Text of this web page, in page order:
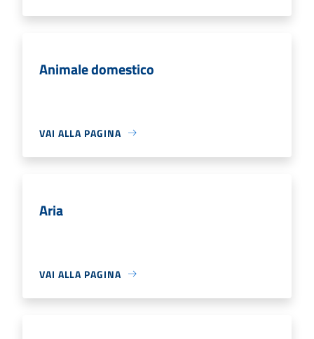
Animale domestico
VAI ALLA PAGINA
Aria
VAI ALLA PAGINA